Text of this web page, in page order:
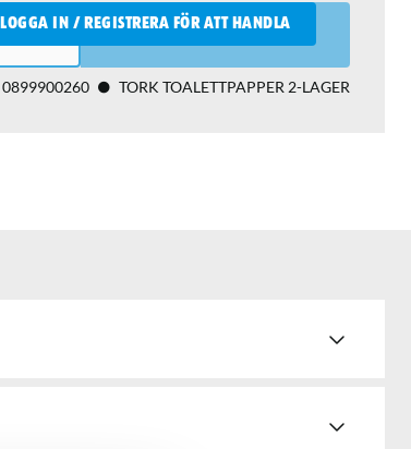
LOGGA IN / REGISTRERA FÖR ATT HANDLA
LÄGG I VARUKORGEN
0899900260 TORK TOALETTPAPPER 2-LAGER